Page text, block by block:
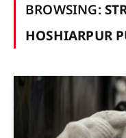
BROWSING:
HOSHIARPUR